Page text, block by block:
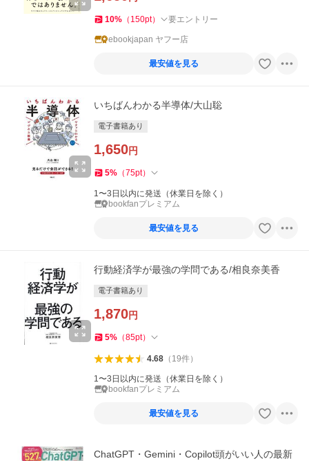
10% （ 150pt） 要エントリー
ebookjapan ヤフー店
最安値を見る
いちばんわかる半導体/大山聡
電子書籍あり
1,650円
5% （75pt）
1〜3日以内に発送（休業日を除く）
bookfanプレミアム
最安値を見る
行動経済学が最強の学問である/相良奈美香
電子書籍あり
1,870円
5% （85pt）
4.68（ 19件）
1〜3日以内に発送（休業日を除く）
bookfanプレミアム
最安値を見る
ChatGPT・Gemini・Copilot頭がいい人の最新